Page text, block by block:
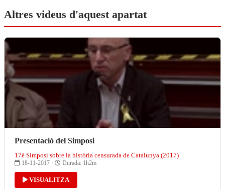
Altres videus d'aquest apartat
Presentació del Simposi
17è Simposi sobre la història censurada de Catalunya (2017)
18-11-2017 · Durada: 1h2m
VISUALITZA